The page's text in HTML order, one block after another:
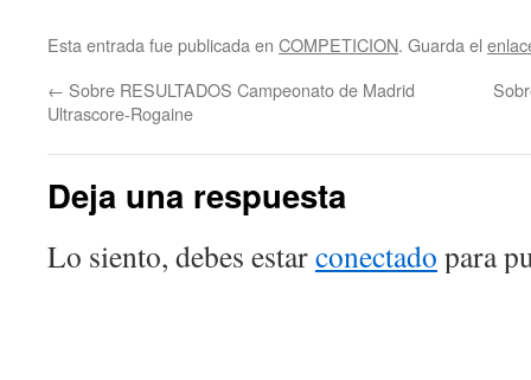
Esta entrada fue publicada en COMPETICION. Guarda el
← Sobre RESULTADOS Campeonato de Madrid
Ultrascore-Rogaine
Deja una respuesta
Lo siento, debes estarconectado para